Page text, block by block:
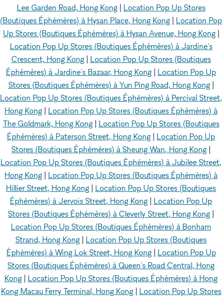
Lee Garden Road, Hong Kong| Location Pop Up Stores
(Boutiques Éphémères) à Hysan Place, Hong Kong
Location Pop
Up Stores (Boutiques Éphémères) à Hysan Avenue, Hong Kong|
Location Pop Up Stores (Boutiques Éphémères) à Jardine's
Crescent, Hong Kong| Location Pop Up Stores (Boutiques
Éphémères) à Jardine's Bazaar, Hong Kong
Location Pop Up
Stores (Boutiques Éphémères) à Yun Ping Road, Hong Kong|
Location Pop Up Stores (Boutiques Éphémères) à Percival Street,
Hong Kong
Location Pop Up Stores (Boutiques Éphémères) à
The Goldmark, Hong Kong| Location Pop Up Stores (Boutiques
Éphémères) à Paterson Street, Hong Kong
Location Pop Up
Stores (Boutiques Éphémères) à Sheung Wan, Hong Kong
Location Pop Up Stores (Boutiques Éphémères) à Jubilee Street,
Hong Kong
Location Pop Up Stores (Boutiques Éphémères) à
Hillier Street, Hong Kong
Location Pop Up Stores (Boutiques
Éphémères) à Jervois Street, Hong Kong
Location Pop Up
Stores (Boutiques Éphémères) à Cleverly Street, Hong Kong
Location Pop Up Stores (Boutiques Éphémères) à Bonham
Strand, Hong Kong
Location Pop Up Stores (Boutiques
Éphémères) à Wing Lok Street, Hong Kong| Location Pop Up
Stores (Boutiques Éphémères) à Queen's Road Central, Hong
Kong
Location Pop Up Stores (Boutiques Éphémères) à Hong
Kong Macau Ferry Terminal, Hong Kong| Location Pop Up Stores